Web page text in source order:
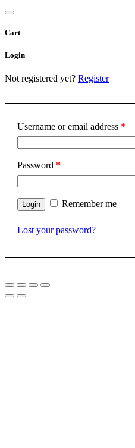
Cart
Login
Not registered yet? Register
Username or email address *
Password *
Remember me
Lost your password?